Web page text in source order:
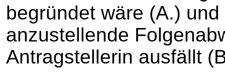
begründet wäre (A.)
anzustellende
Antragstellerin ausfällt